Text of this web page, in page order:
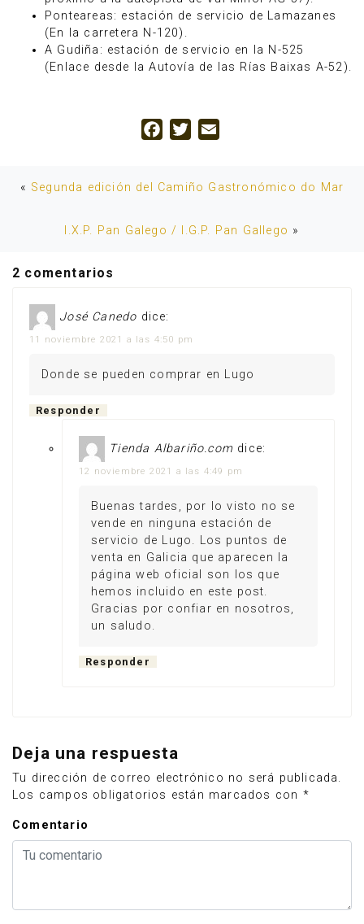
Ponteareas: estación de servicio de Lamazanes
(En la carretera N-120).
A Gudiña: estación de servicio en la N-525
(Enlace desde la Autovía de las Rías Baixas A-52).
Facebook
Twitter
« Segunda edición del Camiño Gastronómico do Mar
I.X.P. Pan Galego / I.G.P. Pan Gallego »
2 comentarios
José Canedo dice:
11 noviembre 2021 a las 4:50 pm
Donde se pueden comprar en Lugo
Responder
Tienda Albariño.com dice:
12 noviembre 2021 a las 4:49 pm
Buenas tardes, por lo visto no se
vende en ninguna estación de
servicio de Lugo. Los puntos de
venta en Galicia que aparecen la
página web oficial son los que
hemos incluido en este post.
Gracias por confiar en nosotros,
un saludo.
Responder
Deja una respuesta
Tu dirección de correo electrónico no será publicada.
Los campos obligatorios están marcados con *
Comentario